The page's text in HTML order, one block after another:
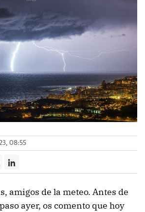
08:55
amigos de la meteo. Antes de
ayer, os comento que hoy